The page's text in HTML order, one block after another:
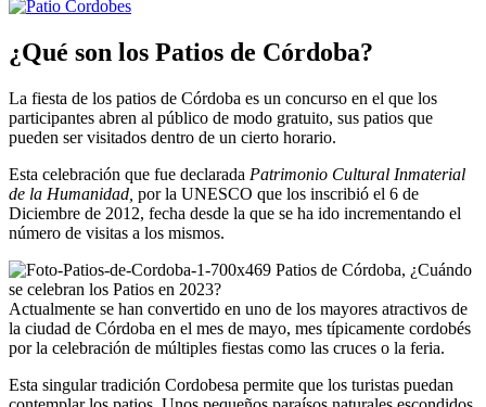
¿Qué son los Patios de Córdoba?
La fiesta de los patios de Córdoba es un concurso en el que los
participantes abren al público de modo gratuito, sus patios que
pueden ser visitados dentro de un cierto horario.
Esta celebración que fue declarada Patrimonio Cultural Inmaterial
de la Humanidad, por la UNESCO que los inscribió el 6 de
Diciembre de 2012, fecha desde la que se ha ido incrementando el
número de visitas a los mismos.
Actualmente se han convertido en uno de los mayores atractivos de
la ciudad de Córdoba en el mes de mayo, mes típicamente cordobés
por la celebración de múltiples fiestas como las cruces o la feria.
Esta singular tradición Cordobesa permite que los turistas puedan